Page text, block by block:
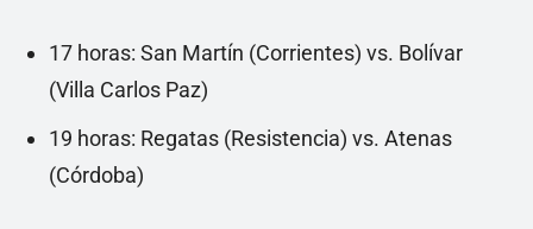
17 horas: San Martín (Corrientes) vs. Bolívar
(Villa Carlos Paz)
19 horas: Regatas (Resistencia) vs. Atenas
(Córdoba)